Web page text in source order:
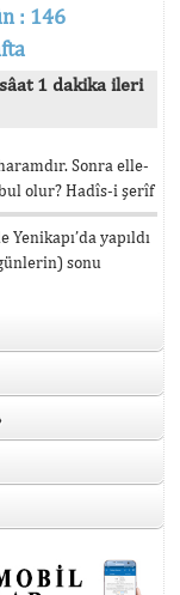
: 146
1 dakika ileri
Sonra elle-
olur? Hadîs-i şerîf
yapıldı
sonu